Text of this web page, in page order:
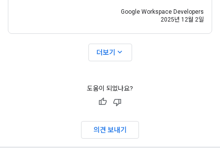
Google Workspace Developers
2025년 12월 2일
더보기 expand_more
도움이 되었나요?
의견 보내기